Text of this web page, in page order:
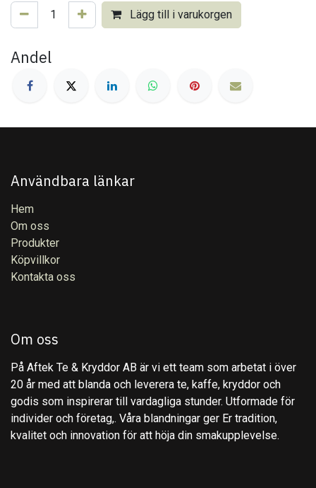
Lägg till i varukorgen
Andel
Användbara länkar
Hem
Om oss
Produkter
Köpvillkor
Kontakta oss
Om oss
På Aftek Te & Kryddor AB är vi ett team som arbetat i över
20 år med att blanda och leverera te, kaffe, kryddor och
godis som inspirerar till vardagliga stunder. Utformade för
individer och företag,. Våra blandningar ger Er tradition,
kvalitet och innovation för att höja din smakupplevelse.